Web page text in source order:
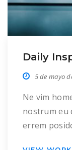
Daily
5 de mayo
Ne vim
nostrum eu
errem